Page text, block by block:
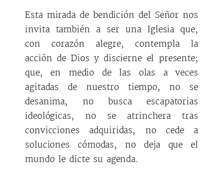
Esta mirada de bendición del Señor nos
invita también a ser una Iglesia que,
con corazón alegre, contempla la
acción de Dios y discierne el presente;
que, en medio de las olas a veces
agitadas de nuestro tiempo, no se
desanima, no busca escapatorias
ideológicas, no se atrinchera tras
convicciones adquiridas, no cede a
soluciones cómodas, no deja que el
mundo le dicte su agenda.